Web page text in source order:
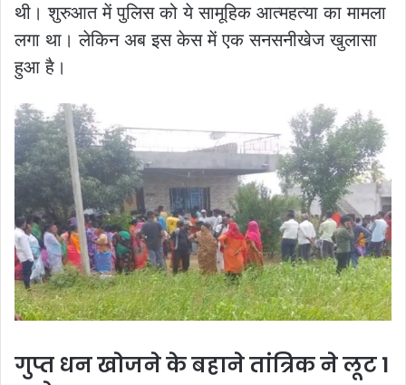
थी। शुरुआत में पुलिस को ये सामूहिक आत्महत्या का मामला
लगा था। लेकिन अब इस केस में एक सनसनीखेज खुलासा
हुआ है।
गुप्त धन खोजने के बहाने तांत्रिक ने लूट 1